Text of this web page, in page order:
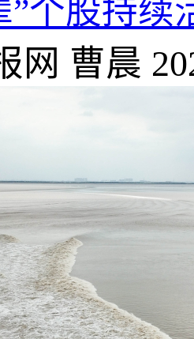
”个股持续
网 曹晨